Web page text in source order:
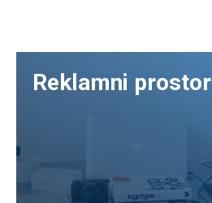
Reklamni prostor